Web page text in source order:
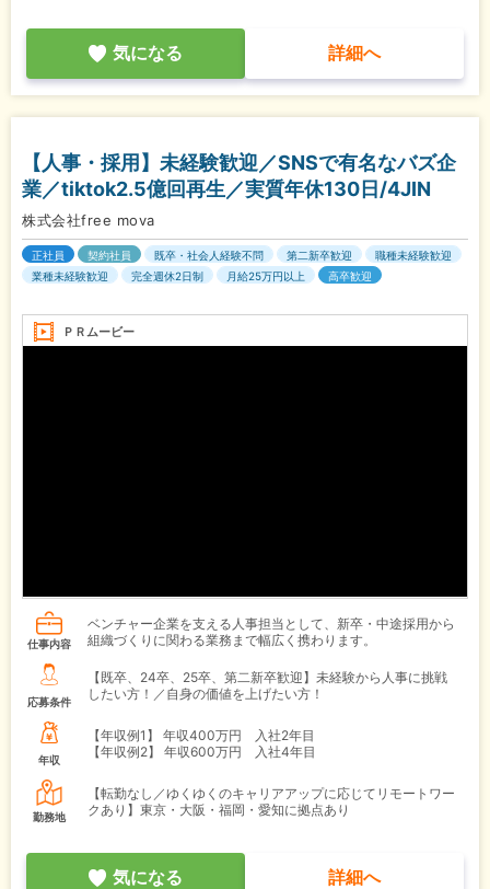
気になる 詳細へ
【人事・採用】未経験歓迎／SNSで有名なバズ企
業／tiktok2.5億回再生／実質年休130日/4JIN
株式会社free mova
正社員 契約社員 既卒・社会人経験不問 第二新卒歓迎
職種未経験歓迎
業種未経験歓迎
完全週休2日制 月給25万円以上 高卒歓迎
ＰＲムービー
仕事内容
ベンチャー企業を支える人事担当として、新卒・中途採用から
組織づくりに関わる業務まで幅広く携わります。
応募条件
【既卒、24卒、25卒、第二新卒歓迎】未経験から人事に挑戦
したい方！／自身の価値を上げたい方！
年収
【年収例1】
年収400万円 入社2年目
【年収例2】
年収600万円 入社4年目
勤務地
【転勤なし／ゆくゆくのキャリアアップに応じてリモートワー
クあり】東京・大阪・福岡・愛知に拠点あり
気になる 詳細へ